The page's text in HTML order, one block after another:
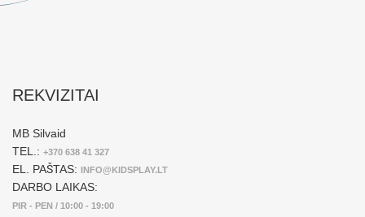
REKVIZITAI
MB Silvaid
TEL.: +370 638 41 327
EL. PAŠTAS: INFO@KIDSPLAY.LT
DARBO LAIKAS:
PIR - PEN / 10:00 - 19:00